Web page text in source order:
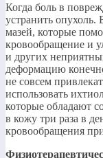
Когда боль в
устранить опухоль.
мазей, которые
кровообращение и
и других
деформацию
не совсем
использовать
которые обладают
в кожу три раза в
кровообращения